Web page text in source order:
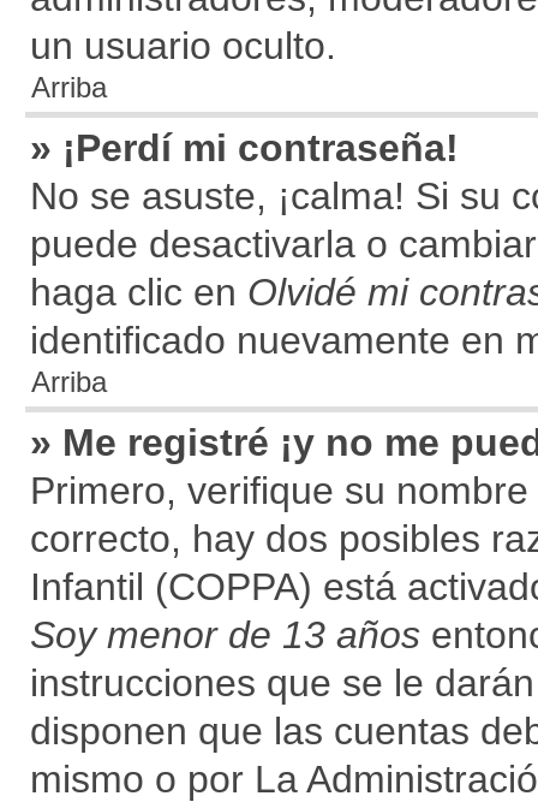
un usuario oculto.
Arriba
» ¡Perdí mi contraseña!
No se asuste, ¡calma! Si su
puede desactivarla o
haga clic en Olvidé mi
identificado nuevamente en
Arriba
» Me registré ¡y no me
Primero, verifique su
correcto, hay dos posibles
Infantil (COPPA) está
Soy menor de 13 años
instrucciones que se le
disponen que las cuentas
mismo o por La